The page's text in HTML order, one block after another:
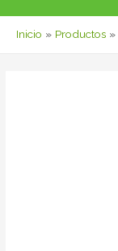
Inicio Productos